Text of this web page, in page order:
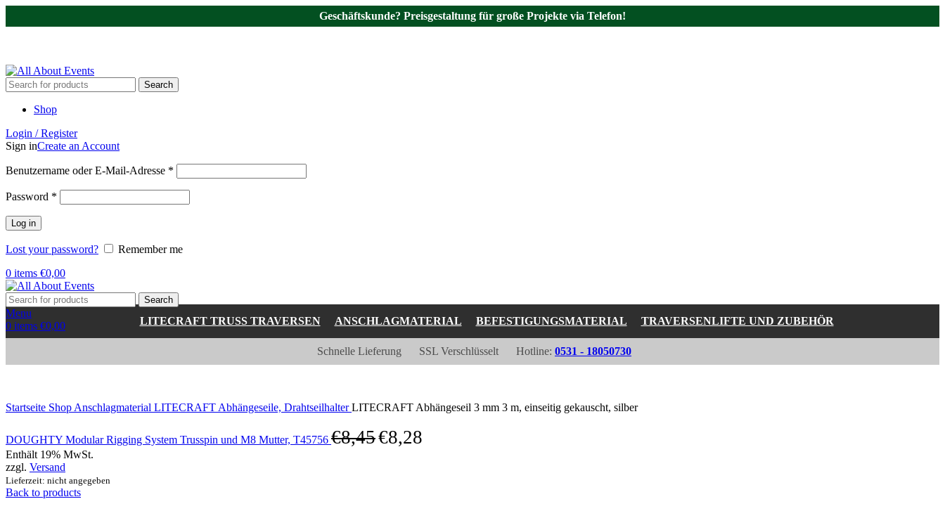
Geschäftskunde? Preisgestaltung für große Projekte via Telefon!
Search
Shop
Login / Register
Sign inCreate an Account
Benutzername oder E-Mail-Adresse *
Password *
Log in
Lost your password?
Remember me
0 items €0,00
Search
Menu
0 items €0,00 LITECRAFT TRUSS TRAVERSEN ANSCHLAGMATERIAL BEFESTIGUNGSMATERIAL TRAVERSENLIFTE UND ZUBEHÖR
Schnelle Lieferung SSL Verschlüsselt Hotline: 0531 - 18050730
Startseite Shop Anschlagmaterial LITECRAFT Abhängeseile, DrahtseilhalterLITECRAFT Abhängeseil 3 mm 3 m, einseitig gekauscht, silber
DOUGHTY Modular Rigging System Trusspin und M8 Mutter, T45756 €8,45€8,28
Enthält 19% MwSt.
zzgl. Versand
Lieferzeit: nicht angegeben
Back to products